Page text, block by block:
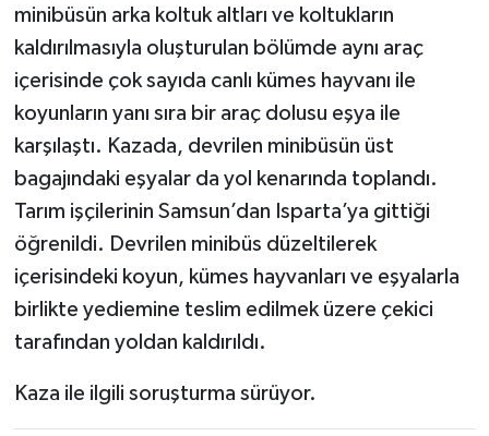
minibüsün arka koltuk altları ve koltukların
kaldırılmasıyla oluşturulan bölümde aynı araç
içerisinde çok sayıda canlı kümes hayvanı ile
koyunların yanı sıra bir araç dolusu eşya ile
karşılaştı. Kazada, devrilen minibüsün üst
bagajındaki eşyalar da yol kenarında toplandı.
Tarım işçilerinin Samsun’dan Isparta’ya gittiği
öğrenildi. Devrilen minibüs düzeltilerek
içerisindeki koyun, kümes hayvanları ve eşyalarla
birlikte yediemine teslim edilmek üzere çekici
tarafından yoldan kaldırıldı.
Kaza ile ilgili soruşturma sürüyor.